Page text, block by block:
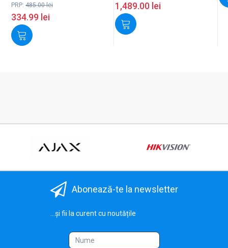
PRP: 485.00lei
334.99 lei
1,489.00 lei
Abonează-te la newsletter
...și fii la curent cu noutățile